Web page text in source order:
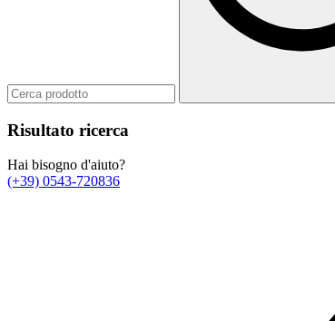
Risultato ricerca
Hai bisogno d'aiuto?
(+39) 0543-720836